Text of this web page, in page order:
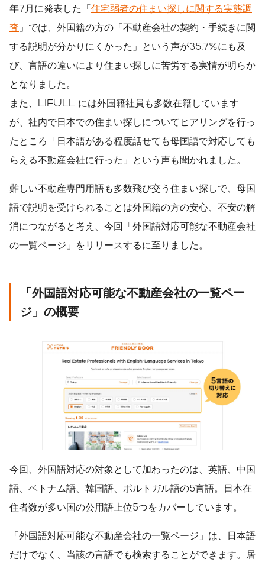
年7月に発表した「住宅弱者の住まい探しに関する実態調
査 」では、外国籍の方の「不動産会社の契約・手続きに関
する説明が分かりにくかった」という声が35.7%にも及
び、言語の違いにより住まい探しに苦労する実情が明らか
となりました。
また、LIFULL には外国籍社員も多数在籍しています
が、社内で日本での住まい探しについてヒアリングを行っ
たところ「日本語がある程度話せても母国語で対応しても
らえる不動産会社に行った」という声も聞かれました。
難しい不動産専門用語も多数飛び交う住まい探しで、母国
語で説明を受けられることは外国籍の方の安心、不安の解
消につながると考え、今回「外国語対応可能な不動産会社
の一覧ページ」をリリースするに至りました。
「外国語対応可能な不動産会社の一覧ペー
ジ」の概要
今回、外国語対応の対象として加わったのは、英語、中国
語、ベトナム語、韓国語、ポルトガル語の5言語。日本在
住者数が多い国の公用語上位5つをカバーしています。
「外国語対応可能な不動産会社の一覧ページ」は、日本語
だけでなく、当該の言語でも検索することができます。居